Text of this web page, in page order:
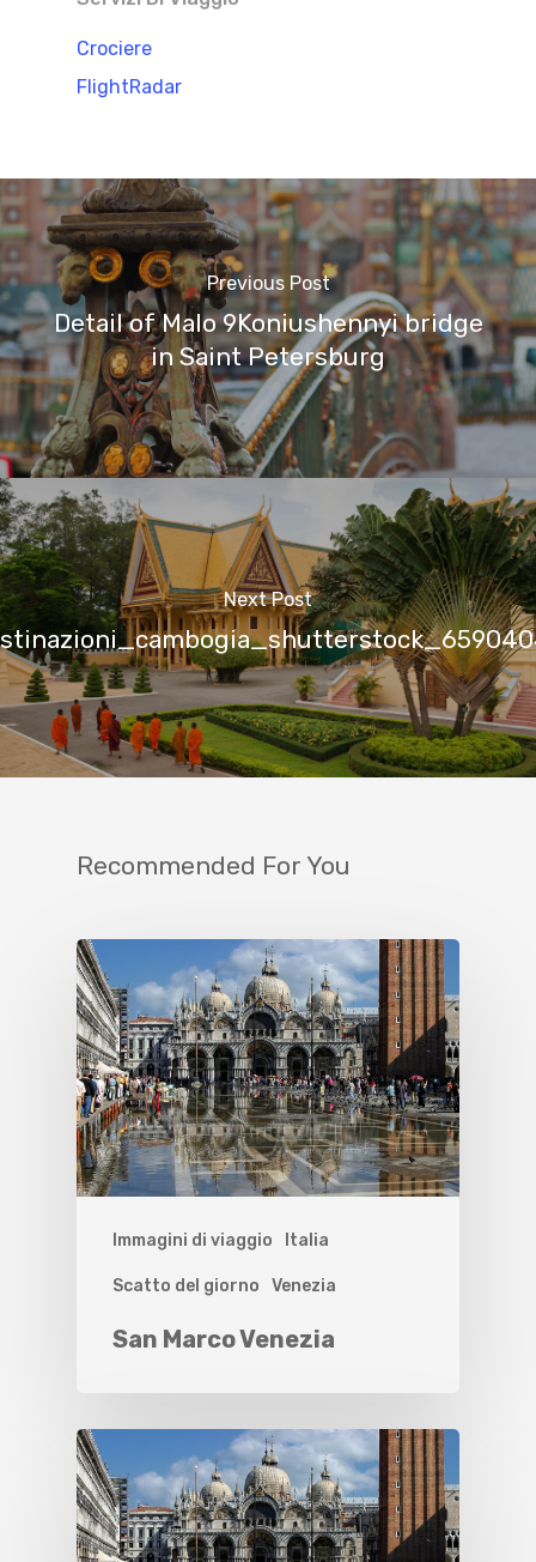
Crociere
FlightRadar
Previous Post
Detail of Malo 9Koniushennyi bridge
in Saint Petersburg
Next Post
Recommended For You
Immagini di viaggio Italia
Scatto del giorno Venezia
San Marco Venezia